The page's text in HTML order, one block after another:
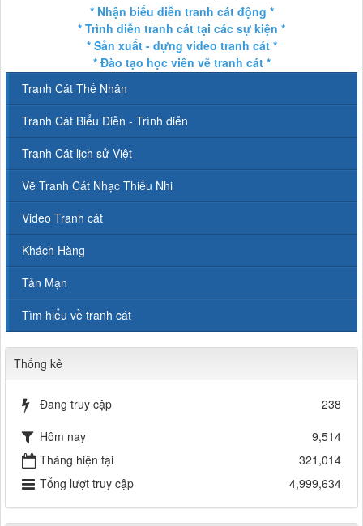
* Nhận biểu diễn tranh cát động *
* Trình diễn tranh cát tại các sự kiện *
* Sản xuất - dựng video tranh cát *
* Đào tạo học viên vẽ tranh cát *
Tranh Cát Thế Nhân
Tranh Cát Biểu Diễn - Trình diễn
Tranh Cát lịch sử Việt
Vẽ Tranh Cát Nhạc Thiếu Nhi
Video Tranh cát
Khách Hàng
Tản Mạn
Tìm hiểu về tranh cát
Thống kê
Đang truy cập
238
Hôm nay
9,514
Tháng hiện tại
321,014
Tổng lượt truy cập
4,999,634